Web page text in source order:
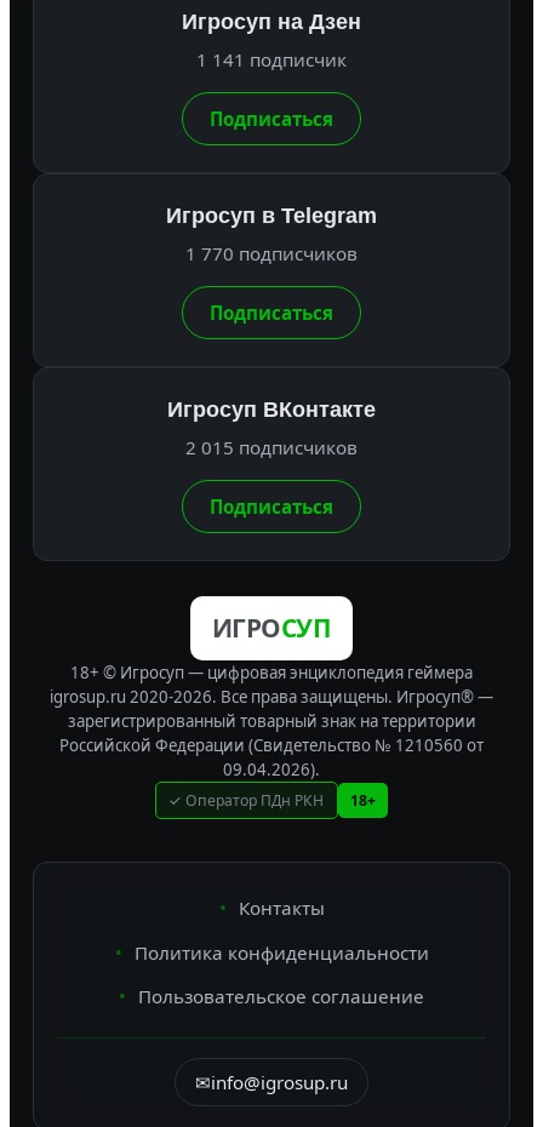
Игросуп на Дзен
1 141 подписчик
Подписаться
Игросуп в Telegram
1 770 подписчиков
Подписаться
Игросуп ВКонтакте
2 015 подписчиков
Подписаться
ИГРОСУП
18+ © Игросуп — цифровая энциклопедия геймера
igrosup.ru 2020-2026. Все права защищены. Игросуп® —
зарегистрированный товарный знак на территории
Российской Федерации (Свидетельство № 1210560 от
09.04.2026).
✓ Оператор ПДн РКН 18+
Контакты
Политика конфиденциальности
Пользовательское соглашение
✉info@igrosup.ru